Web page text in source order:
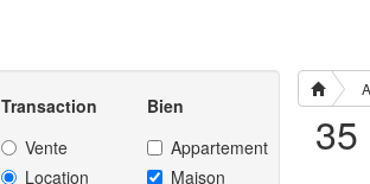
Transaction
Vente
Location
Bien
Appartement
Maison